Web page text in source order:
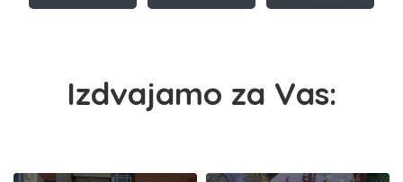
Izdvajamo za Vas: